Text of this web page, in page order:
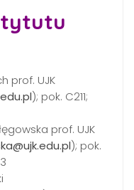
prof. UJK
); pok. C211;
prof. UJK
); pok.